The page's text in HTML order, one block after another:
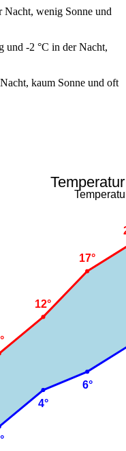
Nacht, wenig Sonne und
und -2 °C in der Nacht,
kaum Sonne und oft